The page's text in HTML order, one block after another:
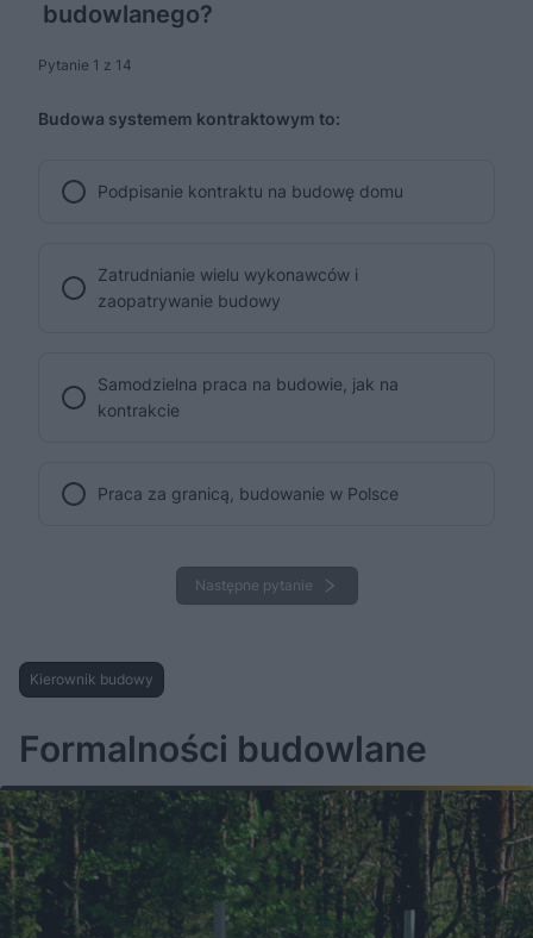
budowlanego?
Pytanie 1 z 14
Budowa systemem kontraktowym to:
Podpisanie kontraktu na budowę domu
Zatrudnianie wielu wykonawców i
zaopatrywanie budowy
Samodzielna praca na budowie, jak na
kontrakcie
Praca za granicą, budowanie w Polsce
Następne pytanie
Kierownik budowy
Formalności budowlane